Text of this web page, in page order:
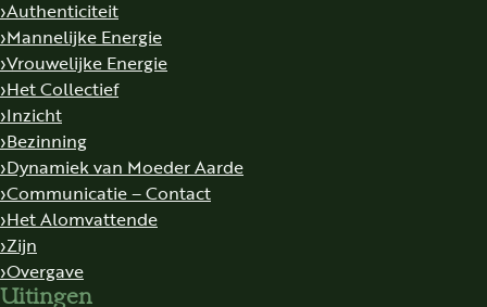
Authenticiteit
Mannelijke Energie
Vrouwelijke Energie
Het Collectief
Inzicht
Bezinning
Dynamiek van Moeder Aarde
Communicatie – Contact
Het Alomvattende
Zijn
Overgave
Uitingen